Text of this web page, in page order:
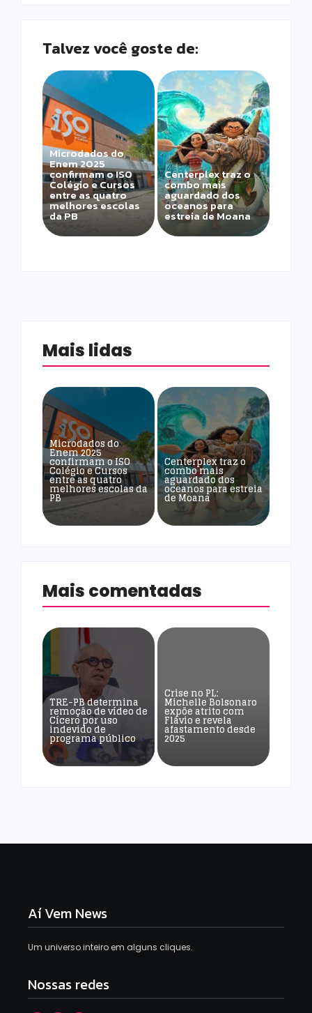
Talvez você goste de:
Microdados do
Enem 2025
confirmam o ISO
Colégio e Cursos
entre as quatro
melhores escolas
da PB
Centerplex traz o
combo mais
aguardado dos
oceanos para
estreia de Moana
Mais lidas
Microdados do
Enem 2025
confirmam o ISO
Colégio e Cursos
entre as quatro
melhores escolas da
PB
Centerplex traz o
combo mais
aguardado dos
oceanos para estreia
de Moana
Mais comentadas
TRE-PB determina
remoção de vídeo de
Cícero por uso
indevido de
programa público
Crise no PL:
Michelle Bolsonaro
expõe atrito com
Flávio e revela
afastamento desde
2025
Aí Vem News
Um universo inteiro em alguns cliques.
Nossas redes